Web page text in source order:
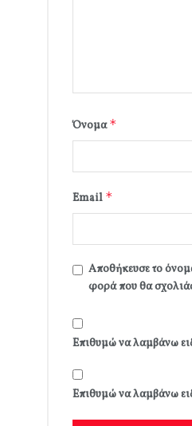
Όνομα*
Email *
Αποθήκευσε το
φορά που θα
Επιθυμώ να λαμβάνω
Επιθυμώ να λαμβάνω